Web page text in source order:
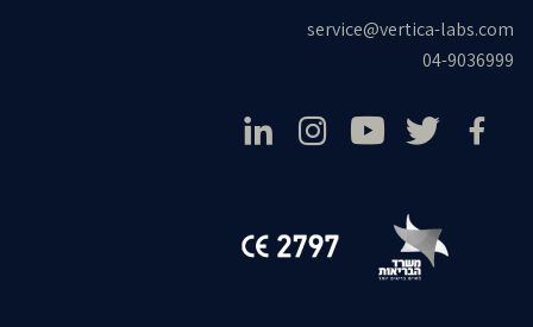
service@vertica-labs.com
04-9036999